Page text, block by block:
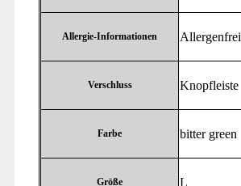
Allergie-Informationen ‎Allergenfrei
Verschluss ‎Knopfleiste
Farbe ‎bitter green
Größe ‎L